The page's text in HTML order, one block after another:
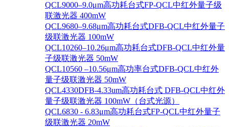
QCL9000–9.0μm高功耗台式FP-QCL中红外量子级
联激光器 400mW
QCL9680–9.68μm高功耗台式DFB-QCL中红外量子
级联激光器 100mW
QCL10260–10.26μm高功耗台式DFB-QCL中红外量
子级联激光器 50mW
QCL10560 –10.56μm高功率台式DFB-QCL中红外
量子级联激光器 50mW
QCL4330DFB-4.33um高功耗台式 DFB-QCL中红外
量子级联激光器 100mW（台式光源）
QCL6830 - 6.83μm高功耗台式FP-QCL中红外量子
级联激光器 20mW